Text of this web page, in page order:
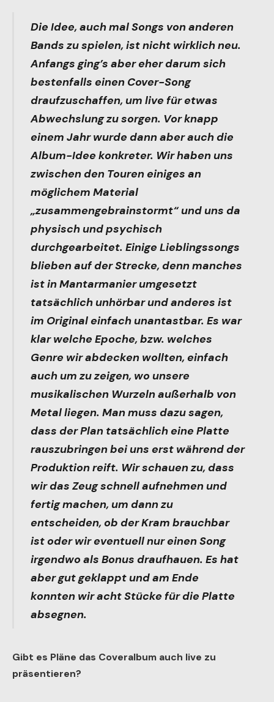
Die Idee, auch mal Songs von anderen
Bands zu spielen, ist nicht wirklich neu.
Anfangs ging’s aber eher darum sich
bestenfalls einen Cover-Song
draufzuschaffen, um live für etwas
Abwechslung zu sorgen. Vor knapp
einem Jahr wurde dann aber auch die
Album-Idee konkreter. Wir haben uns
zwischen den Touren einiges an
möglichem Material
„zusammengebrainstormt“ und uns da
physisch und psychisch
durchgearbeitet. Einige Lieblingssongs
blieben auf der Strecke, denn manches
ist in Mantarmanier umgesetzt
tatsächlich unhörbar und anderes ist
im Original einfach unantastbar. Es war
klar welche Epoche, bzw. welches
Genre wir abdecken wollten, einfach
auch um zu zeigen, wo unsere
musikalischen Wurzeln außerhalb von
Metal liegen. Man muss dazu sagen,
dass der Plan tatsächlich eine Platte
rauszubringen bei uns erst während der
Produktion reift. Wir schauen zu, dass
wir das Zeug schnell aufnehmen und
fertig machen, um dann zu
entscheiden, ob der Kram brauchbar
ist oder wir eventuell nur einen Song
irgendwo als Bonus draufhauen. Es hat
aber gut geklappt und am Ende
konnten wir acht Stücke für die Platte
absegnen.
Gibt es Pläne das Coveralbum auch live zu
präsentieren?